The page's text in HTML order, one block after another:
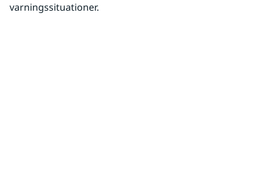
varningssituationer.